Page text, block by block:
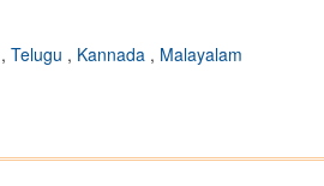
, Telugu , Kannada , Malayalam